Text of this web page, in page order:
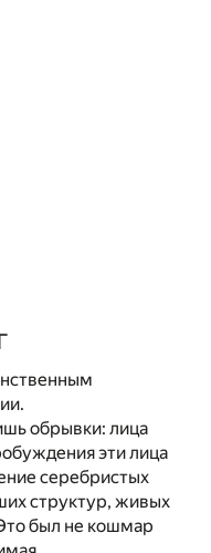
обрывки: лица
эти лица
серебристых
структур, живых
был не кошмар